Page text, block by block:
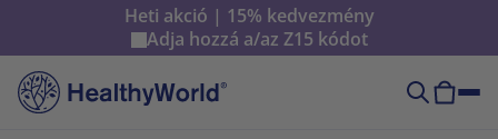
Heti akció | 15% kedvezmény
Adja hozzá a/az Z15 kódot